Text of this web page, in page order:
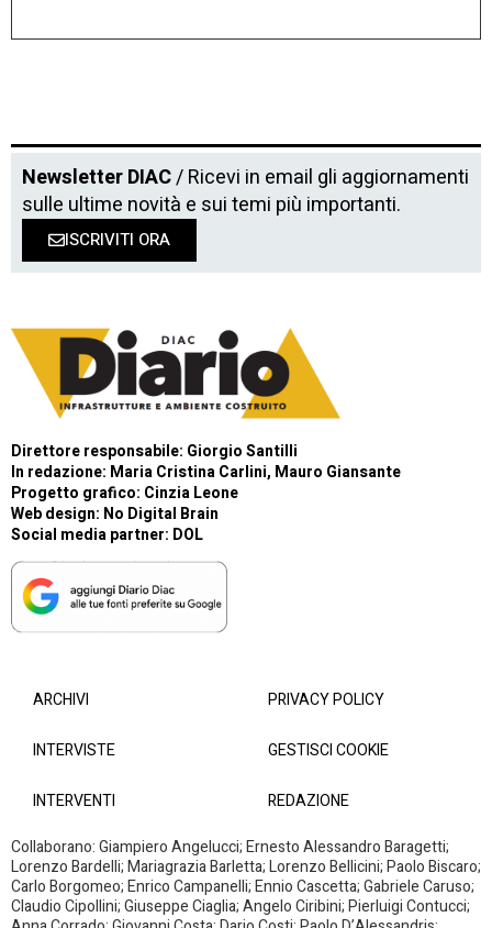
Newsletter DIAC/ Ricevi in email gli aggiornamenti
sulle ultime novità e sui temi più importanti.
ISCRIVITI ORA
Direttore responsabile: Giorgio Santilli
In redazione: Maria Cristina Carlini, Mauro Giansante
Progetto grafico: Cinzia Leone
Web design: No Digital Brain
Social media partner: DOL
ARCHIVI
INTERVISTE
INTERVENTI
PRIVACY POLICY
GESTISCI COOKIE
REDAZIONE
Collaborano: Giampiero Angelucci; Ernesto Alessandro Baragetti;
Lorenzo Bardelli; Mariagrazia Barletta; Lorenzo Bellicini; Paolo Biscaro;
Carlo Borgomeo; Enrico Campanelli; Ennio Cascetta; Gabriele Caruso;
Claudio Cipollini; Giuseppe Ciaglia; Angelo Ciribini; Pierluigi Contucci;